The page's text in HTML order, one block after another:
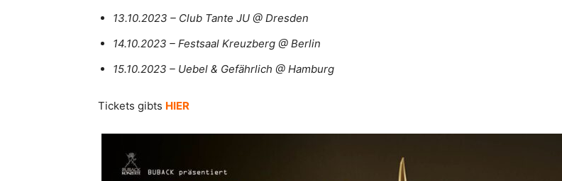
13.10.2023 – Club Tante JU @ Dresden
14.10.2023 – Festsaal Kreuzberg @ Berlin
15.10.2023 – Uebel & Gefährlich @ Hamburg
Tickets gibts HIER